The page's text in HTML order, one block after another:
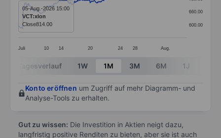
The chart has 1 X axis displaying categories.
The chart has 1 Y axis displaying values. Data
Juli 10 14 20 24 28 Aug.
600.00
660.00
05-Aug.-2026 15:00
VCT:xlon
Close814.00
End of interactive chart.
Tagesverlauf 1W 1M 3M 6M 1J
Konto eröffnen um Zugriff auf mehr Diagramm- und
Analyse-Tools zu erhalten.
Gut zu wissen: Die Investition in Aktien neigt dazu,
langfristig positive Renditen zu bieten, aber sie ist auch